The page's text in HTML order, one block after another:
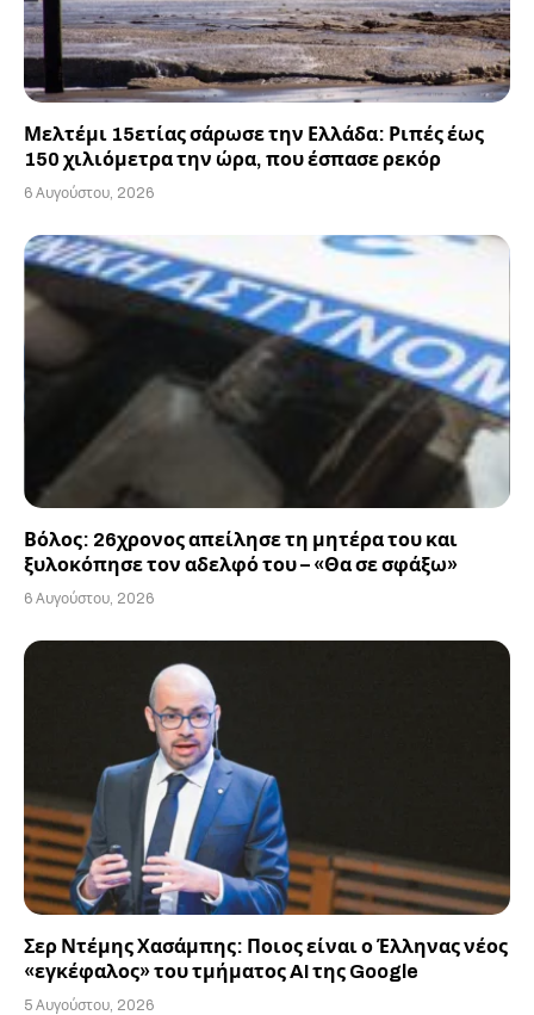
Μελτέμι 15ετίας σάρωσε την Ελλάδα: Ριπές έως
150 χιλιόμετρα την ώρα, που έσπασε ρεκόρ
6 Αυγούστου, 2026
Βόλος: 26χρονος απείλησε τη μητέρα του και
ξυλοκόπησε τον αδελφό του – «Θα σε σφάξω»
6 Αυγούστου, 2026
Σερ Ντέμης Χασάμπης: Ποιος είναι ο Έλληνας νέος
«εγκέφαλος» του τμήματος AI της Google
5 Αυγούστου, 2026